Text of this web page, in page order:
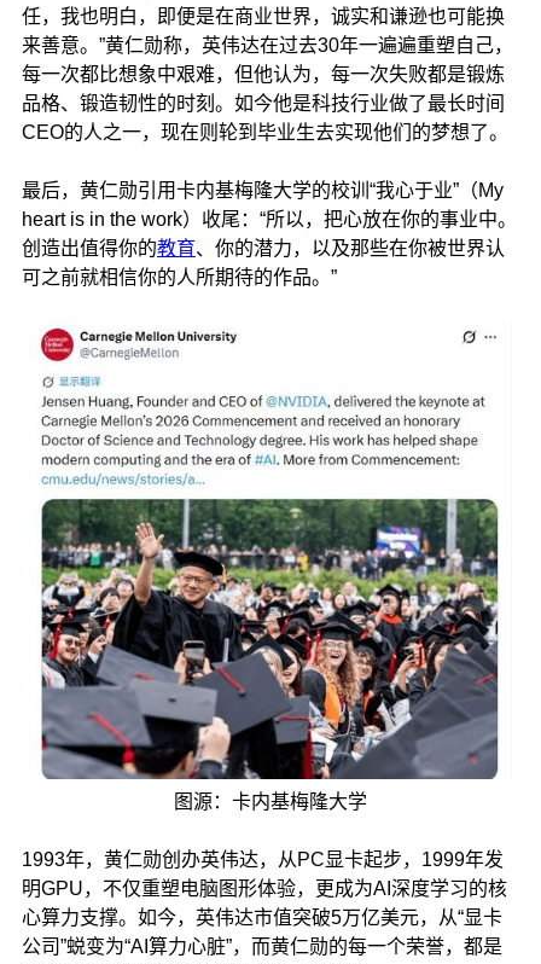
任，我也明白，即便是在商业世界，诚实和谦逊也可能换
来善意。”黄仁勋称，英伟达在过去30年一遍遍重塑自己，
每一次都比想象中艰难，但他认为，每一次失败都是锻炼
品格、锻造韧性的时刻。如今他是科技行业做了最长时间
CEO的人之一，现在则轮到毕业生去实现他们的梦想了。
最后，黄仁勋引用卡内基梅隆大学的校训“我心于业”（My
heart is in the work）收尾：“所以，把心放在你的事业中。
创造出值得你的教育、你的潜力，以及那些在你被世界认
可之前就相信你的人所期待的作品。”
图源：卡内基梅隆大学
1993年，黄仁勋创办英伟达，从PC显卡起步，1999年发
明GPU，不仅重塑电脑图形体验，更成为AI深度学习的核
心算力支撑。如今，英伟达市值突破5万亿美元，从“显卡
公司”蜕变为“AI算力心脏”，而黄仁勋的每一个荣誉，都是